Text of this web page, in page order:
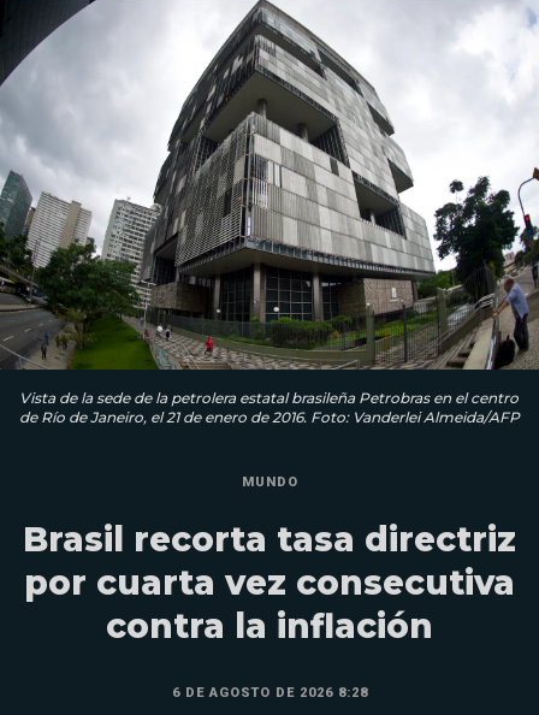
Vista de la sede de la petrolera estatal brasileña Petrobras en el centro
de Río de Janeiro, el 21 de enero de 2016. Foto: Vanderlei Almeida/AFP
MUNDO
Brasil recorta tasa directriz
por cuarta vez consecutiva
contra la inflación
6 DE AGOSTO DE 2026 8:28